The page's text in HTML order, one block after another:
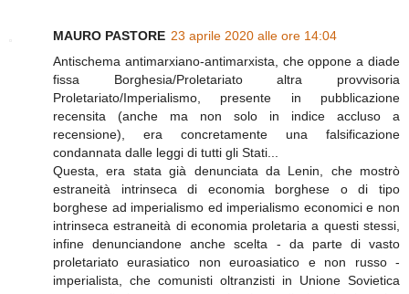
MAURO PASTORE 23 aprile 2020 alle ore 14:04
Antischema antimarxiano-antimarxista, che oppone a diade
fissa Borghesia/Proletariato altra provvisoria
Proletariato/Imperialismo, presente in pubblicazione
recensita (anche ma non solo in indice accluso a
recensione), era concretamente una falsificazione
condannata dalle leggi di tutti gli Stati...
Questa, era stata già denunciata da Lenin, che mostrò
estraneità intrinseca di economia borghese o di tipo
borghese ad imperialismo ed imperialismo economici e non
intrinseca estraneità di economia proletaria a questi stessi,
infine denunciandone anche scelta - da parte di vasto
proletariato eurasiatico non euroasiatico e non russo -
imperialista, che comunisti oltranzisti in Unione Sovietica